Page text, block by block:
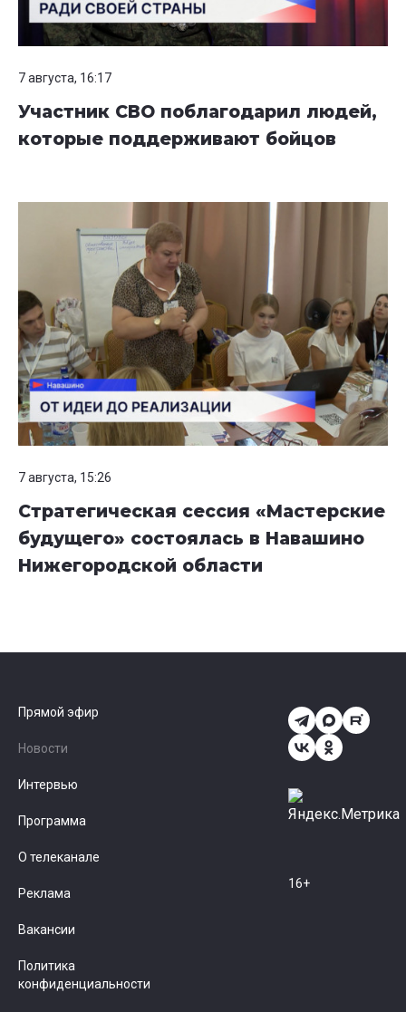
7 августа, 16:17
Участник СВО поблагодарил людей,
которые поддерживают бойцов
7 августа, 15:26
Стратегическая сессия «Мастерские
будущего» состоялась в Навашино
Нижегородской области
Прямой эфир
Новости
Интервью
Программа
О телеканале
Реклама
Вакансии
Политика
конфиденциальности
16+